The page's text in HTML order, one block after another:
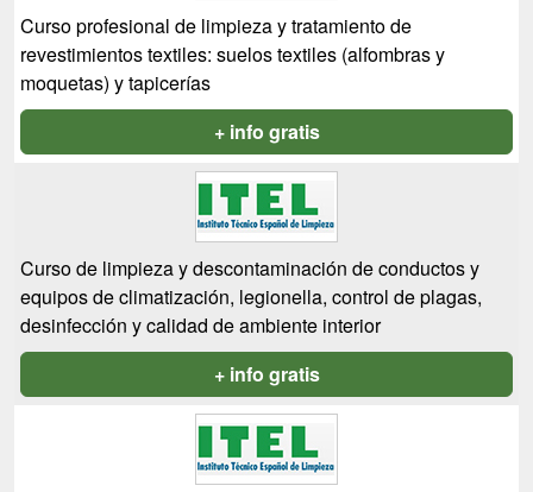
Curso profesional de limpieza y tratamiento de
revestimientos textiles: suelos textiles (alfombras y
moquetas) y tapicerías
+ info gratis
Curso de limpieza y descontaminación de conductos y
equipos de climatización, legionella, control de plagas,
desinfección y calidad de ambiente interior
+ info gratis